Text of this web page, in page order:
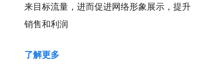
来目标流量，进而促进网络形象展示，提升
销售和利润
了解更多